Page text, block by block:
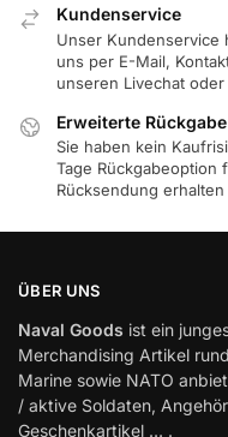
Kundenservice
Unser Kundenservice
uns per E-Mail,
unseren Livechat
Erweiterte Rückgabe
Sie haben kein
Tage Rückgabeoption
Rücksendung
ÜBER UNS
Naval Goods ist ein
Merchandising Artikel
Marine sowie NATO
/ aktive Soldaten,
Geschenkartikel … .